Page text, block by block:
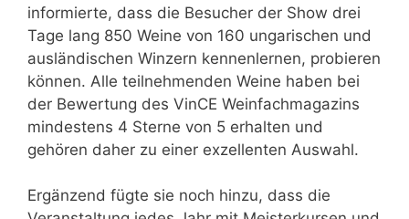
informierte, dass die Besucher der Show drei
Tage lang 850 Weine von 160 ungarischen und
ausländischen Winzern kennenlernen, probieren
können. Alle teilnehmenden Weine haben bei
der Bewertung des VinCE Weinfachmagazins
mindestens 4 Sterne von 5 erhalten und
gehören daher zu einer exzellenten Auswahl.
Ergänzend fügte sie noch hinzu, dass die